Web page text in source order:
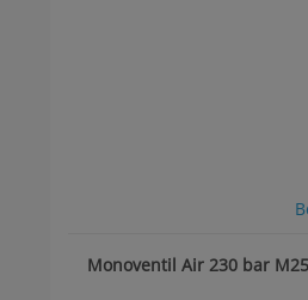
Monoventil Air 230 bar